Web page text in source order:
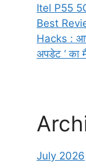
Itel P55
Best
Hacks :
अपडेट ‘ का
July 2026